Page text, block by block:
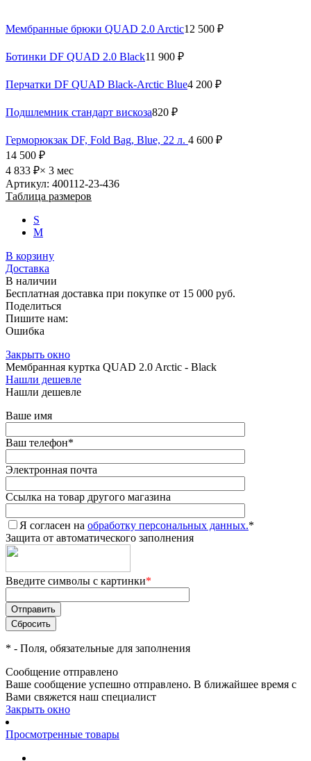
Мембранные брюки QUAD 2.0 Arctic12 500 ₽
Ботинки DF QUAD 2.0 Black11 900 ₽
Перчатки DF QUAD Black-Arctic Blue4 200 ₽
Подшлемник стандарт вискоза820 ₽
Герморюкзак DF, Fold Bag, Blue, 22 л. 4 600 ₽
14 500 ₽
4 833 ₽× 3 мес
Артикул: 400112-23-436
Таблица размеров
S
M
В корзину
Доставка
В наличии
Бесплатная доставка при покупке от 15 000 руб.
Поделиться
Пишите нам:
Ошибка
Закрыть окно
Мембранная куртка QUAD 2.0 Arctic - Black
Нашли дешевле
Нашли дешевле
Ваше имя
Ваш телефон*
Электронная почта
Ссылка на товар другого магазина
Я согласен на обработку персональных данных.*
Защита от автоматического заполнения
Введите символы с картинки*
* - Поля, обязательные для заполнения
Сообщение отправлено
Ваше сообщение успешно отправлено. В ближайшее время с
Вами свяжется наш специалист
Закрыть окно
Просмотренные товары